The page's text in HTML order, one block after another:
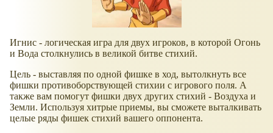
Игнис - логическая игра для двух игроков, в которой Огонь
и Вода столкнулись в великой битве стихий.
Цель - выставляя по одной фишке в ход, вытолкнуть все
фишки противоборствующей стихии с игрового поля. А
также вам помогут фишки двух других стихий - Воздуха и
Земли. Используя хитрые приемы, вы сможете выталкивать
целые ряды фишек стихий вашего оппонента.